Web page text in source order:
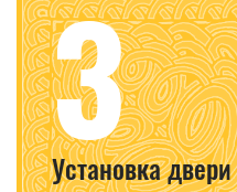
3
Установка двери